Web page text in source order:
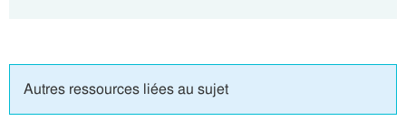
Autres ressources liées au sujet